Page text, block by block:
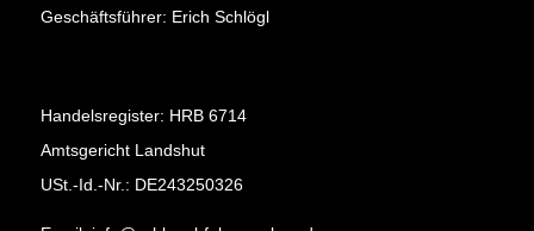
Geschäftsführer: Erich Schlögl
Handelsregister: HRB 6714
Amtsgericht Landshut
USt.-Id.-Nr.: DE243250326